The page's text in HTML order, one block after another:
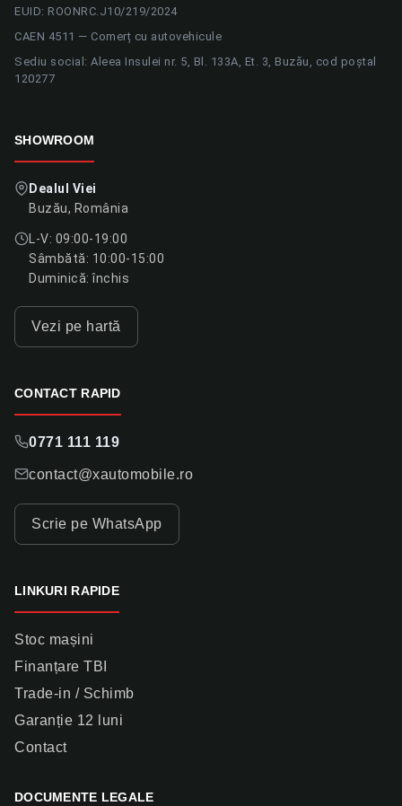
EUID: ROONRC.J10/219/2024
CAEN 4511 — Comerț cu autovehicule
Sediu social: Aleea Insulei nr. 5, Bl. 133A, Et. 3, Buzău, cod poștal
120277
SHOWROOM
Dealul Viei
Buzău, România
L-V: 09:00-19:00
Sâmbătă: 10:00-15:00
Duminică: închis
Vezi pe hartă
CONTACT RAPID
0771 111 119
contact@xautomobile.ro
Scrie pe WhatsApp
LINKURI RAPIDE
Stoc mașini
Finanțare TBI
Trade-in / Schimb
Garanție 12 luni
Contact
DOCUMENTE LEGALE